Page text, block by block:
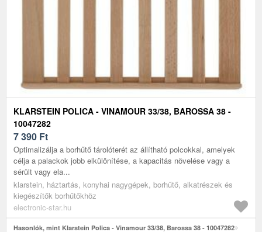
KLARSTEIN POLICA - VINAMOUR 33/38, BAROSSA 38 -
10047282
7 390 Ft
Optimalizálja a borhűtő tárolóterét az állítható polcokkal, amelyek
célja a palackok jobb elkülönítése, a kapacitás növelése vagy a
sérült vagy ela...
klarstein, háztartás, konyhai nagygépek, borhűtő, alkatrészek és
kiegészítők borhűtőkhöz
electronic-star.hu
Hasonlók, mint Klarstein Polica - Vinamour 33/38, Barossa 38 - 10047282